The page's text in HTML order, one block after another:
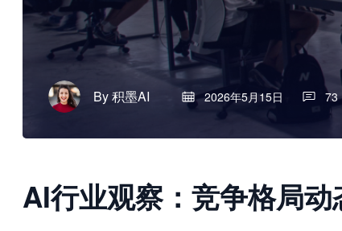
By积墨AI 2026年5月15日 73
AI行业观察：竞争格局